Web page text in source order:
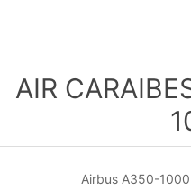
AIR
Airbus A350-